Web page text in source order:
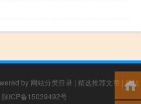
by 网站分类目录 | 精选推荐文章 | 网站
陕ICP备15039492号